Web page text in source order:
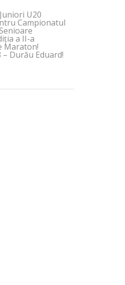
U20
Campionatul
a II-a
Maraton!
Durău Eduard!